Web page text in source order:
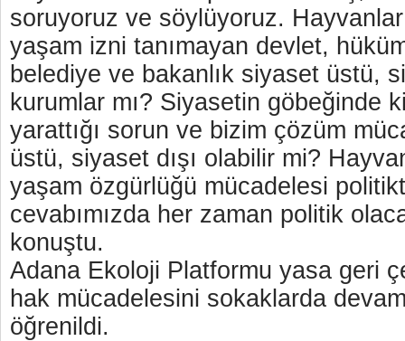
soruyoruz ve söylüyoruz.
yaşam izni tanımayan devlet,
belediye ve bakanlık siyaset üstü,
kurumlar mı? Siyasetin göbeğinde
yarattığı sorun ve bizim çözüm
üstü, siyaset dışı olabilir mi?
yaşam özgürlüğü mücadelesi
cevabımızda her zaman politik
konuştu.
Adana Ekoloji Platformu yasa geri
hak mücadelesini sokaklarda
öğrenildi.